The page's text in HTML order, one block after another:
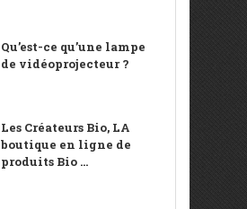
Qu’est-ce qu’une lampe
de vidéoprojecteur ?
Les Créateurs Bio, LA
boutique en ligne de
produits Bio ...